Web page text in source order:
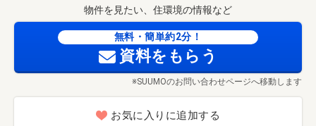
＼是非お気軽にお問合わせ下さい！／
━━━━━━ お問合わせ ━━━━━━
鴻巣店《0120-958-512》まで！
物件を見たい、住環境の情報など
無料・簡単約2分！
資料をもらう
※SUUMOのお問い合わせページへ移動します
お気に入りに追加する